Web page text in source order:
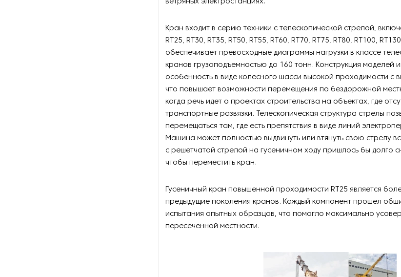
ветряных электростанциях.
Кран входит в серию техники с телескопической стрелой,
RT25, RT30, RT35, RT50, RT55, RT60, RT70, RT75, RT80, RT100,
обеспечивает превосходные диаграммы нагрузки в классе
кранов грузоподъемностью до 160 тонн. Конструкция моделей
особенность в виде колесного шасси высокой проходимости с
что повышает возможности перемещения по бездорожной
когда речь идет о проектах строительства на объектах, где
транспортные развязки. Телескопическая структура стрелы
перемещаться там, где есть препятствия в виде линий
Машина может полностью выдвинуть или втянуть свою стрелу
с решетчатой стрелой на гусеничном ходу пришлось бы долго
чтобы переместить кран.
Гусеничный кран повышенной проходимости RT25 является
предыдущие поколения кранов. Каждый компонент прошел
испытания опытных образцов, что помогло максимально
пересеченной местности.